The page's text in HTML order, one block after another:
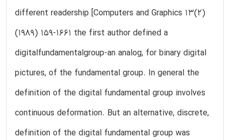
different readership [Computers and Graphics 13(2)
(1989) 159-1661 the first author defined a
digitalfundamentalgroup-an analog, for binary digital
pictures, of the fundamental group. In general the
definition of the digital fundamental group involves
continuous deformation. But an alternative, discrete,
definition of the digital fundamental group was